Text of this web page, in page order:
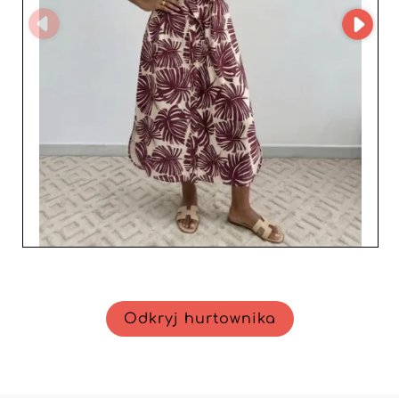
Odkryj hurtownika